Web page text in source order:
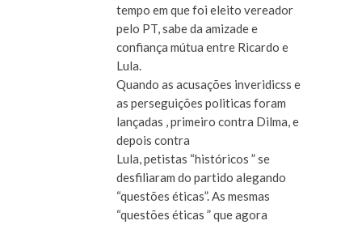
tempo em que foi eleito vereador
pelo PT, sabe da amizade e
confiança mútua entre Ricardo e
Lula.
Quando as acusações inveridicss e
as perseguições politicas foram
lançadas , primeiro contra Dilma, e
depois contra
Lula, petistas “históricos ” se
desfiliaram do partido alegando
“questões éticas”. As mesmas
“questões éticas ” que agora